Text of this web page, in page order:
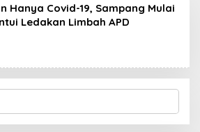
Hanya Covid-19, Sampang Mulai
Ledakan Limbah APD